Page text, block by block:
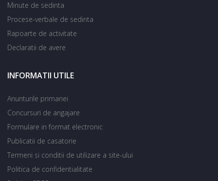
Minute de sedinta
Procese-verbale de sedinta
Rapoarte de activitate
Declaratii de avere
INFORMATII UTILE
Anunturile primariei
Concursuri de angajare
Formulare in format electronic
Publicatii de casatorie
Termeni si conditii de utilizare a site-ului
Politica de confidentialitate